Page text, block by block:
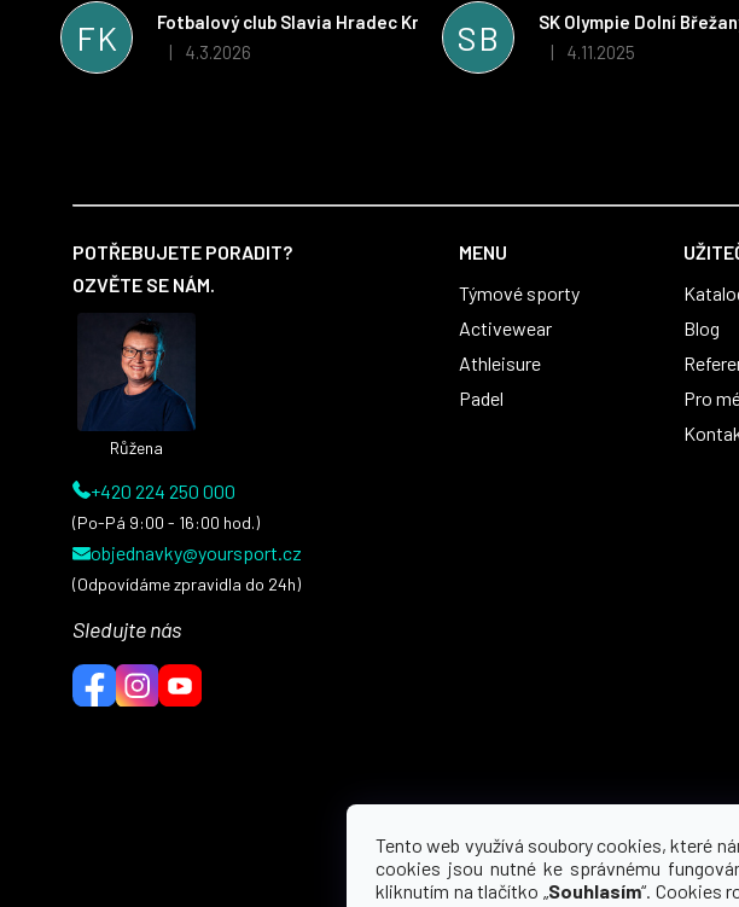
Tento web využívá soubory cookies, které
cookies jsou nutné ke správnému
kliknutím na tlačítko „Souhlasím“. Cookies
FK
Fotbalový club Slavia Hradec Králové z.s.
Hodnocení obchodu je 5 z 5 hvězdiček.
| 4.3.2026
oblečením jsme spokojeni, stejně tak s
komunikací a snahou řešit všechny záležitosti
velmi rychle a ke spokojenosti obou stran.
SB
SK Olympie Dolní
Hodnocení obchodu je 5
| 4.11.2025
vynikající a plně odpovídá potřebám
sportovního klubu!
POTŘEBUJETE PORADIT?
OZVĚTE SE NÁM.
Růžena
+420 224 250 000
(Po-Pá 9:00 - 16:00 hod.)
objednavky@yoursport.cz
(Odpovídáme zpravidla do 24h)
Sledujte nás
MENU
Týmové sporty
Activewear
Athleisure
Padel
Blog
Pro